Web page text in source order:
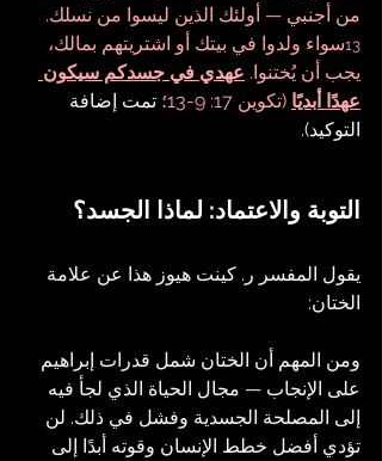
من أجنبي — أولئك الذين ليسوا من نسلك.
13سواء ولدوا في بيتك أو اشتريتهم بمالك،
يجب أن يُختنوا. عهدي في جسدكم سيكون
عهدًا أبديًا (تكوين 17: 9-13؛
تمت إضافة
التوكيد).
التوبة والاعتماد: لماذا الجسد؟
يقول المفسر ر. كينت هيوز هذا عن علامة
الختان:
ومن المهم أن الختان شمل قدرات إبراهيم
على الإنجاب — مجال الحياة الذي لجأ فيه
إلى المصلحة الجسدية وفشل في ذلك. لن
تؤدي أفضل خطط الإنسان وقوته أبدًا إلى